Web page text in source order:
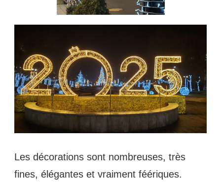
Les décorations sont nombreuses, très
fines, élégantes et vraiment féériques.